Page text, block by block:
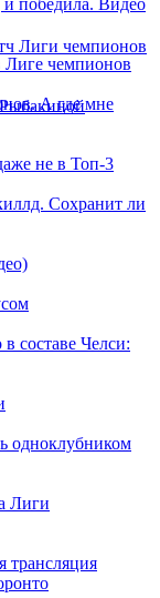
Лиги чемпионов
и победила. Видео
Лиге чемпионов
А где мне
не в Топ-3
Сохранит ли
составе Челси:
одноклубником
Лиги
трансляция